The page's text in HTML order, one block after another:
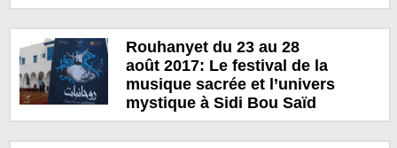
Rouhanyet du 23 au 28
août 2017: Le festival de la
musique sacrée et l’univers
mystique à Sidi Bou Saïd